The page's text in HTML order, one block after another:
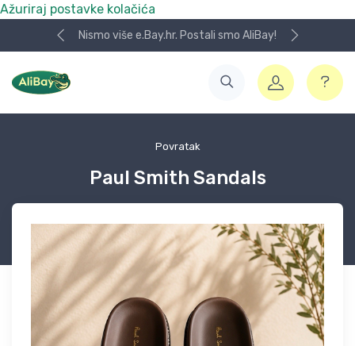
Ažuriraj postavke kolačića
Nismo više e.Bay.hr. Postali smo AliBay!
Povratak
Paul Smith Sandals